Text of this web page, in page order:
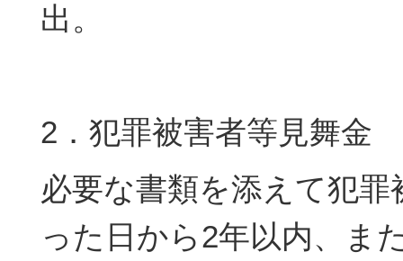
出。
2．犯罪被害者等見舞金
必要な書類を添えて犯罪
った日から2年以内、ま